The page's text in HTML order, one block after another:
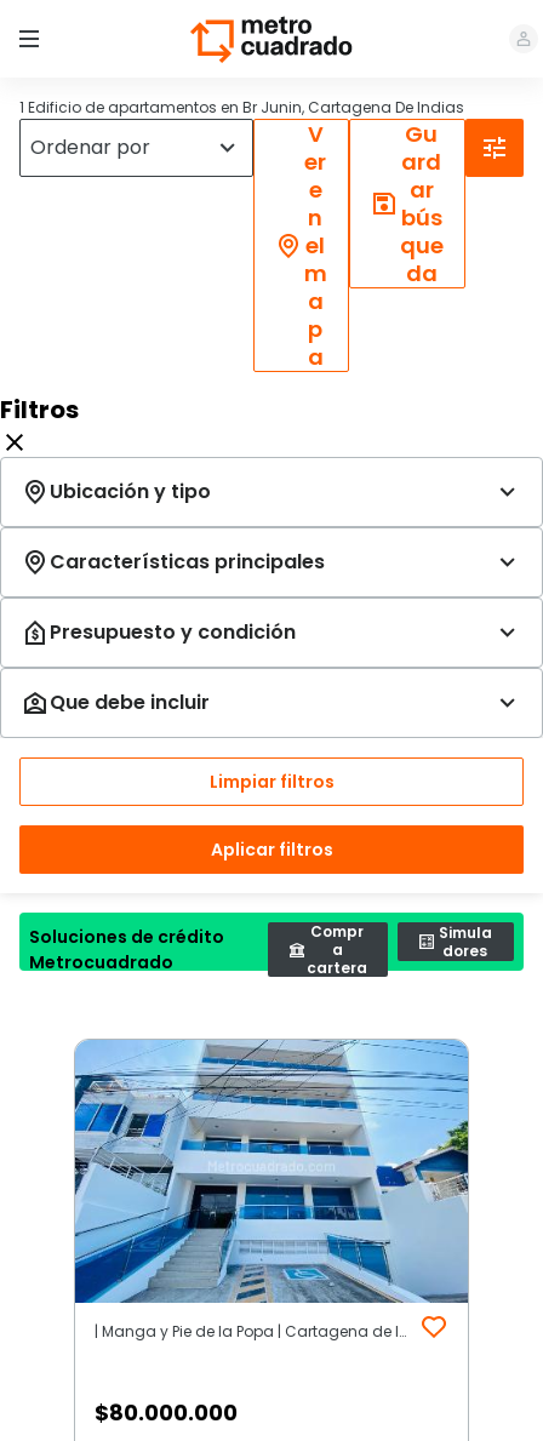
1 Edificio de apartamentos en Br Junin, Cartagena De Indias
V
er
e
n
el
m
a
p
a
Gu
ard
ar
bús
que
da
Filtros
Limpiar filtros
Aplicar filtros
Soluciones de crédito
Metrocuadrado
Compr
a
cartera
Simula
dores
| Manga y Pie de la Popa | Cartagena de Indias
$80.000.000